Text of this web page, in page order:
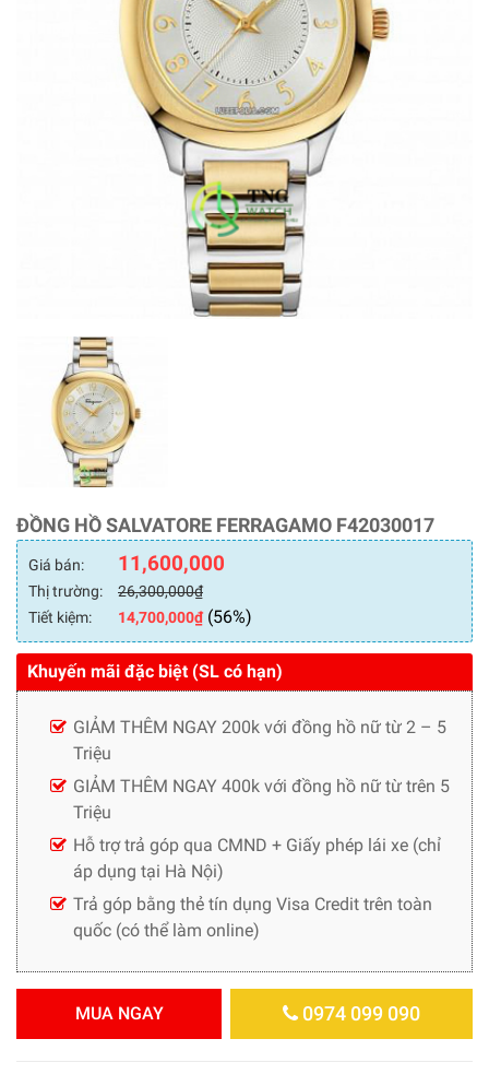
ĐỒNG HỒ SALVATORE FERRAGAMO F42030017
Giá bán: 11,600,000
Thị trường: 26,300,000₫
Tiết kiệm:
14,700,000₫(56%)
Khuyến mãi đặc biệt (SL có hạn)
GIẢM THÊM NGAY 200k với đồng hồ nữ từ 2 – 5
Triệu
GIẢM THÊM NGAY 400k với đồng hồ nữ từ trên 5
Triệu
Hỗ trợ trả góp qua CMND + Giấy phép lái xe (chỉ
áp dụng tại Hà Nội)
Trả góp bằng thẻ tín dụng Visa Credit trên toàn
quốc (có thể làm online)
MUA NGAY 0974 099 090